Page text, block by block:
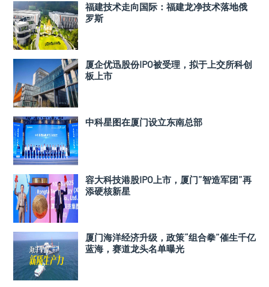
福建技术走向国际：福建龙净技术落地俄
罗斯
厦企优迅股份IPO被受理，拟于上交所科创
板上市
中科星图在厦门设立东南总部
容大科技港股IPO上市，厦门”智造军团”再
添硬核新星
厦门海洋经济升级，政策“组合拳”催生千亿
蓝海，赛道龙头名单曝光